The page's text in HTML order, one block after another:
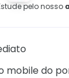
pelo nosso
mobile do